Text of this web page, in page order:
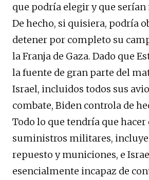
que podría elegir y que serían
De hecho, si quisiera, podría
detener por completo su
la Franja de Gaza. Dado que
la fuente de gran parte del
Israel, incluidos todos sus
combate, Biden controla de
Todo lo que tendría que hacer
suministros militares,
repuesto y municiones, e
esencialmente incapaz de